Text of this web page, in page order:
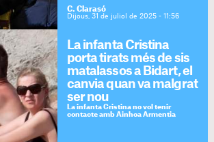
C. Clarasó
Dijous, 31 de juliol de 2025 - 11:56
La infanta Cristina
porta tirats més de sis
matalassos a Bidart, el
canvia quan va malgrat
ser nou
La infanta Cristina no vol tenir
contacte amb Ainhoa Armentia